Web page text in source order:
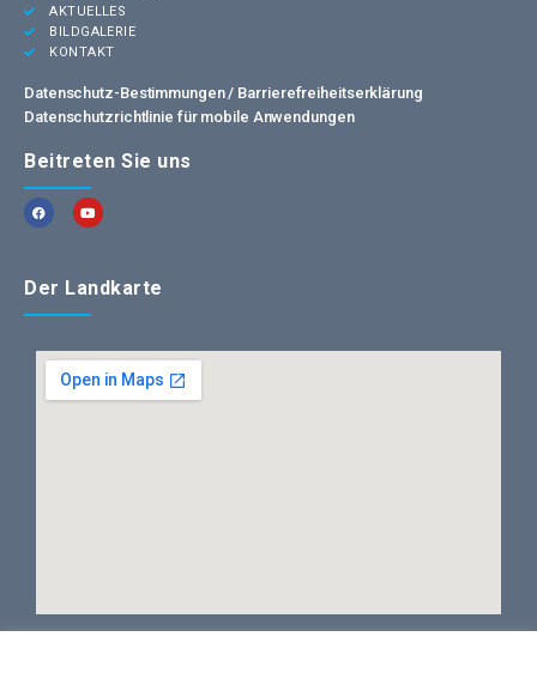
AKTUELLES
BILDGALERIE
KONTAKT
Datenschutz-Bestimmungen / Barrierefreiheitserklärung
Datenschutzrichtlinie für mobile Anwendungen
Beitreten Sie uns
Der Landkarte